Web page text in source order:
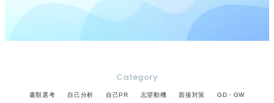
Category
書類選考 自己分析 自己PR 志望動機 面接対策 GD・GW